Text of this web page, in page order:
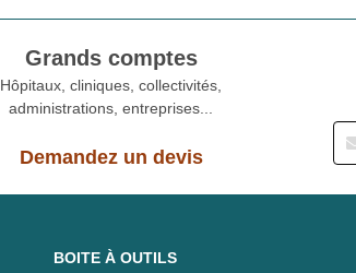
Grands comptes
Hôpitaux, cliniques, collectivités,
administrations, entreprises...
Demandez un devis
BOITE À OUTILS